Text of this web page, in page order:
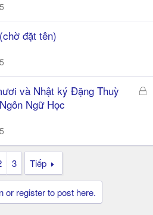
đặt tên)
Đ
ó
và Nhật ký Đặng Thuỳ
Ngữ Học
3 Tiếp
or register to post here.